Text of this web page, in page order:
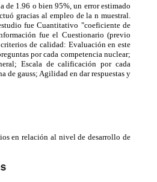
de 1.96 o bien 95%, un error estimado
gracias al empleo de la n muestral.
fue Cuantitativo "coeficiente de
fue el Cuestionario (previo
de calidad: Evaluación en este
por cada competencia nuclear;
Escala de calificación por cada
de gauss; Agilidad en dar respuestas y
en relación al nivel de desarrollo de